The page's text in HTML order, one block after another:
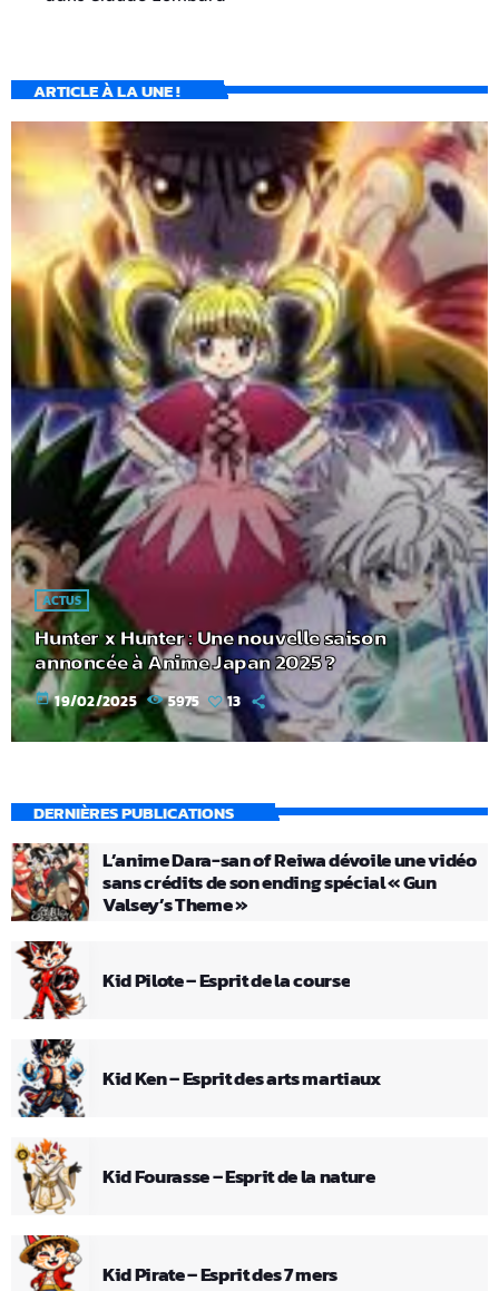
ARTICLE À LA UNE !
ACTUS
Hunter x Hunter : Une nouvelle saison
annoncée à Anime Japan 2025 ?
today 19/02/2025 5975 13
DERNIÈRES PUBLICATIONS
L’anime Dara-san of Reiwa dévoile une vidéo
sans crédits de son ending spécial « Gun
Valsey’s Theme »
Kid Pilote – Esprit de la course
Kid Ken – Esprit des arts martiaux
Kid Fourasse – Esprit de la nature
Kid Pirate – Esprit des 7 mers